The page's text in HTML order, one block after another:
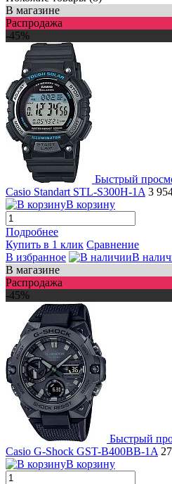
В магазине
Распродажа
-45%
Быстрый
Casio Standart STL-S300H-1A 3
В корзину
Подробнее
Купить в 1 клик Сравнение
В избранное
В
В магазине
Распродажа
-45%
Быстрый
Casio G-Shock GST-B400BB-1A
В корзину